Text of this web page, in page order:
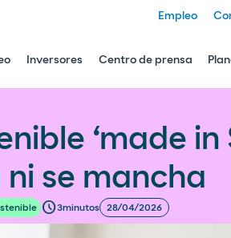
Inversores Centro de prensa
Empleo
‘made in
se mancha
schedule3minutos 28/04/2026